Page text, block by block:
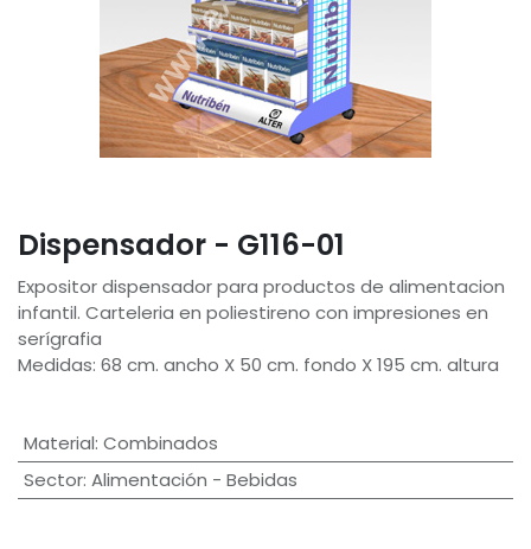
Dispensador - G116-01
Expositor dispensador para productos de alimentacion
infantil. Carteleria en poliestireno con impresiones en
serígrafia
Medidas: 68 cm. ancho X 50 cm. fondo X 195 cm. altura
Material: Combinados
Sector: Alimentación - Bebidas